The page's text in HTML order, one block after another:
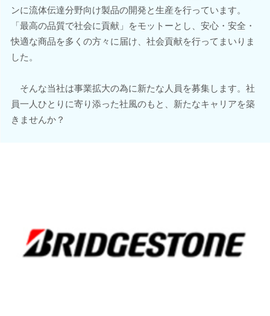
ンに流体伝達分野向け製品の開発と生産を行っています。
「最高の品質で社会に貢献」をモットーとし、安心・安全・
快適な商品を多くの方々に届け、社会貢献を行ってまいりま
した。
そんな当社は事業拡大の為に新たな人員を募集します。社
員一人ひとりに寄り添った社風のもと、新たなキャリアを築
きませんか？